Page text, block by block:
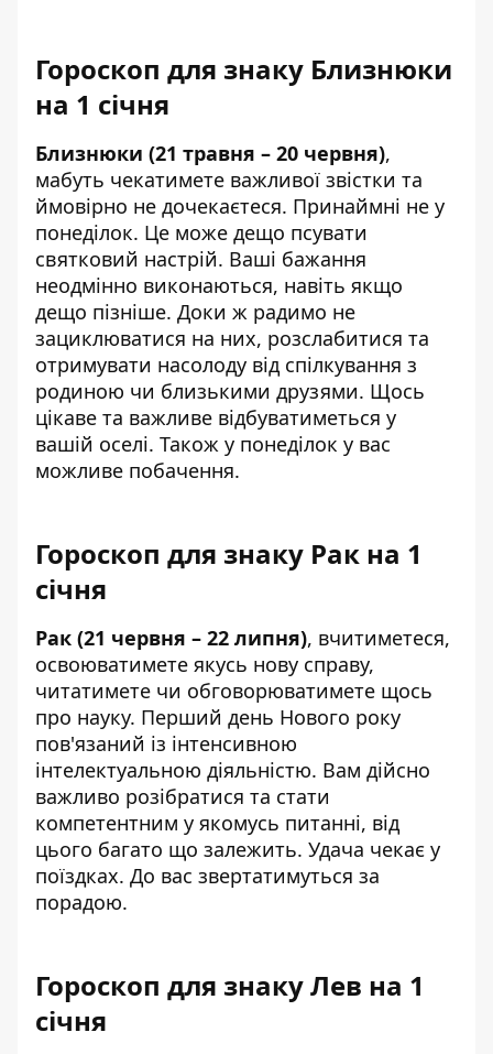
Гороскоп для знаку Близнюки
на 1 січня
Близнюки (21 травня – 20 червня),
мабуть чекатимете важливої звістки та
ймовірно не дочекаєтеся. Принаймні не у
понеділок. Це може дещо псувати
святковий настрій. Ваші бажання
неодмінно виконаються, навіть якщо
дещо пізніше. Доки ж радимо не
зациклюватися на них, розслабитися та
отримувати насолоду від спілкування з
родиною чи близькими друзями. Щось
цікаве та важливе відбуватиметься у
вашій оселі. Також у понеділок у вас
можливе побачення.
Гороскоп для знаку Рак на 1
січня
Рак (21 червня – 22 липня), вчитиметеся,
освоюватимете якусь нову справу,
читатимете чи обговорюватимете щось
про науку. Перший день Нового року
пов'язаний із інтенсивною
інтелектуальною діяльністю. Вам дійсно
важливо розібратися та стати
компетентним у якомусь питанні, від
цього багато що залежить. Удача чекає у
поїздках. До вас звертатимуться за
порадою.
Гороскоп для знаку Лев на 1
січня